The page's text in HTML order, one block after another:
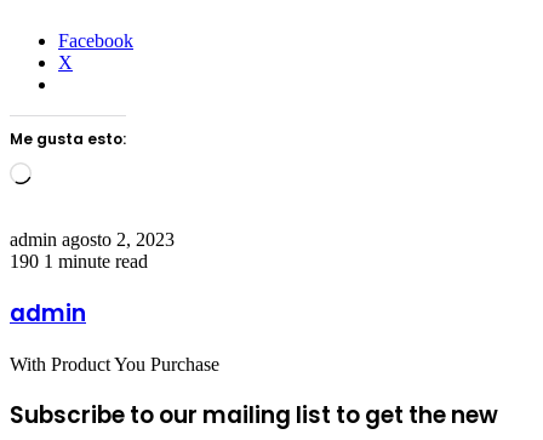
Facebook
X
Me gusta esto:
Loading…
admin Send
an
agosto 2, 2023
190 1 minute read
admin
With Product You Purchase
Subscribe to our mailing list to get the new